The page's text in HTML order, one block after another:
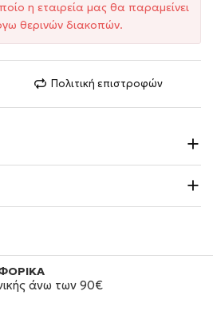
η εταιρεία μας θα παραμείνει
θερινών διακοπών.
Πολιτική επιστροφών
άνω των 90€